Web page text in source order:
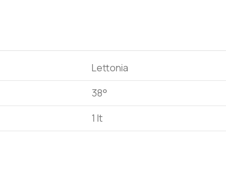
Lettonia
38°
1 lt